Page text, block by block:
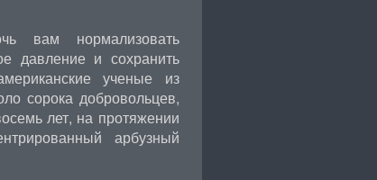
вам нормализовать
давление и сохранить
ученые из
сорока добровольцев,
лет, на протяжении
арбузный